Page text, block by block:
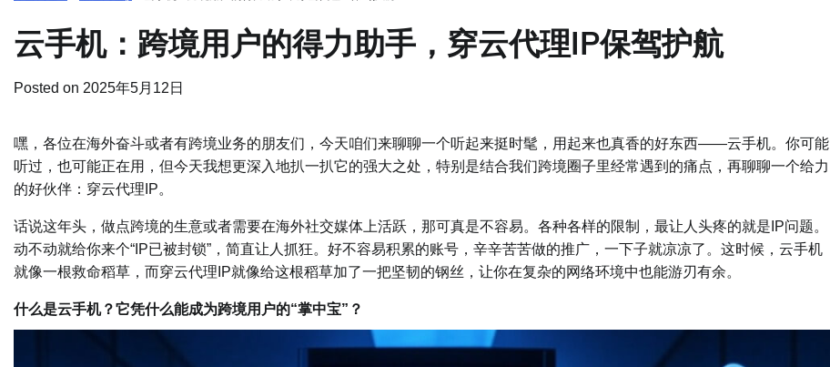
云手机：跨境用户的得力助手，穿云代理IP保驾护航
Posted on 2025年5月12日
嘿，各位在海外奋斗或者有跨境业务的朋友们，今天咱们来聊聊一个听起来挺时髦，用起来也真香的好东西——云手机。你可能
听过，也可能正在用，但今天我想更深入地扒一扒它的强大之处，特别是结合我们跨境圈子里经常遇到的痛点，再聊聊一个给力
的好伙伴：穿云代理IP。
话说这年头，做点跨境的生意或者需要在海外社交媒体上活跃，那可真是不容易。各种各样的限制，最让人头疼的就是IP问题。
动不动就给你来个“IP已被封锁”，简直让人抓狂。好不容易积累的账号，辛辛苦苦做的推广，一下子就凉凉了。这时候，云手机
就像一根救命稻草，而穿云代理IP就像给这根稻草加了一把坚韧的钢丝，让你在复杂的网络环境中也能游刃有余。
什么是云手机？它凭什么能成为跨境用户的“掌中宝”？